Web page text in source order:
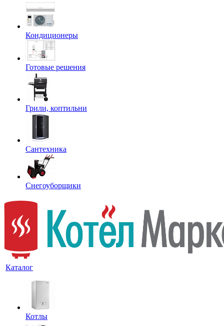
Кондиционеры
Готовые решения
Грили, коптильни
Сантехника
Снегоуборщики
Каталог
Котлы